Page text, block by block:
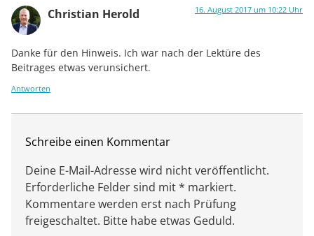
Christian Herold 16. August 2017 um 10:22 Uhr
Danke für den Hinweis. Ich war nach der Lektüre des
Beitrages etwas verunsichert.
Antworten
Schreibe einen Kommentar
Deine E-Mail-Adresse wird nicht veröffentlicht.
Erforderliche Felder sind mit * markiert.
Kommentare werden erst nach Prüfung
freigeschaltet. Bitte habe etwas Geduld.